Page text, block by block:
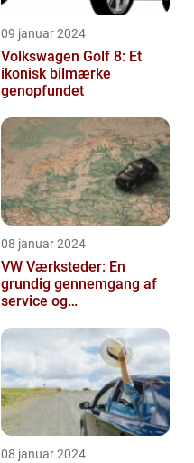
09 januar 2024
Volkswagen Golf 8: Et
ikonisk bilmærke
genopfundet
08 januar 2024
VW Værksteder: En
grundig gennemgang af
service og
08 januar 2024